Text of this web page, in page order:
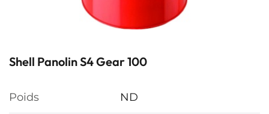
Shell Panolin S4 Gear 100
Poids ND